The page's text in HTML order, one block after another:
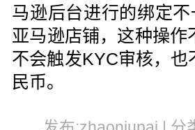
马逊后台进行的绑定
亚马逊店铺，这种操
不会触发KYC审核，
民币。